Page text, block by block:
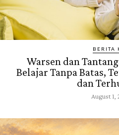
BERITA
Warsen dan
Belajar Tanpa Batas,
dan
August 1,